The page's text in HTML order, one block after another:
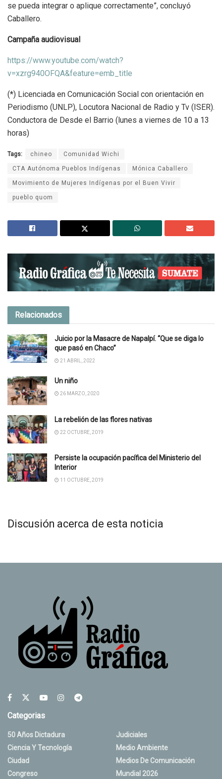
se pueda integrar o aplique correctamente”, concluyó
Caballero.
Campaña audiovisual
https://www.youtube.com/watch?
v=xzrg940OFQA&feature=emb_title
(*) Licenciada en Comunicación Social con orientación en
Periodismo (UNLP), Locutora Nacional de Radio y Tv (ISER).
Conductora de Desde el Barrio (lunes a viernes de 10 a 13
horas)
Tags: chineo Comunidad Wichi
CTA Autónoma Pueblos Indígenas Mónica Caballero
Movimiento de Mujeres Indígenas por el Buen Vivir
pueblo quom
Relacionados
Juicio por la Masacre de Napalpí. “Que se diga lo
que pasó en Chaco”
21 ABRIL, 2022
Un niño
26 MARZO, 2020
La rebelión de las flores nativas
22 OCTUBRE, 2019
Persiste la ocupación pacífica del Ministerio del
Interior
11 OCTUBRE, 2019
Discusión acerca de esta noticia
Categorias
50 Años Dictadura
Ciencia Y Tecnología
Ciudad
Congreso
Judiciales
Medio Ambiente
Medios De Comunicación
Mundial 2026